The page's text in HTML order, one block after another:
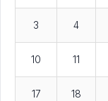
3 4
10 11
17 18